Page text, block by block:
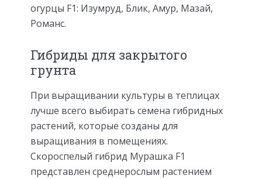
огурцы F1: Изумруд, Блик, Амур, Мазай,
Романс.
Гибриды для закрытого
грунта
При выращивании культуры в теплицах
лучше всего выбирать семена гибридных
растений, которые созданы для
выращивания в помещениях.
Скороспелый гибрид Мурашка F1
представлен среднерослым растением